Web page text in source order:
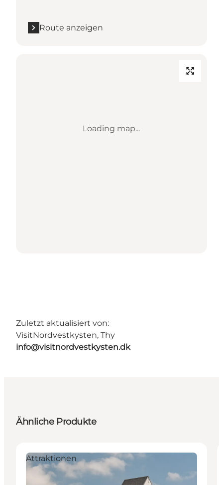
Route anzeigen
Loading map...
Zuletzt aktualisiert von:
VisitNordvestkysten, Thy
info@visitnordvestkysten.dk
Ähnliche Produkte
Attraktionen